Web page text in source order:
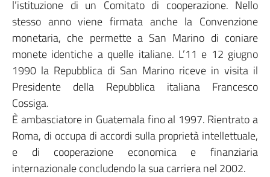
l’istituzione di un Comitato di cooperazione. Nello
stesso anno viene firmata anche la Convenzione
monetaria, che permette a San Marino di coniare
monete identiche a quelle italiane. L’11 e 12 giugno
1990 la Repubblica di San Marino riceve in visita il
Presidente della Repubblica italiana Francesco
Cossiga.
È ambasciatore in Guatemala fino al 1997. Rientrato a
Roma, di occupa di accordi sulla proprietà intellettuale,
e di cooperazione economica e finanziaria
internazionale concludendo la sua carriera nel 2002.